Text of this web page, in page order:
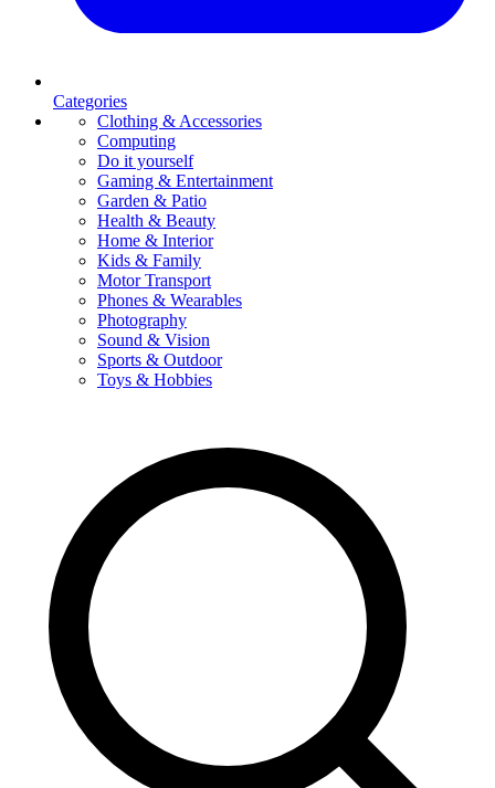
Categories
Clothing & Accessories
Computing
Do it yourself
Gaming & Entertainment
Garden & Patio
Health & Beauty
Home & Interior
Kids & Family
Motor Transport
Phones & Wearables
Photography
Sound & Vision
Sports & Outdoor
Toys & Hobbies